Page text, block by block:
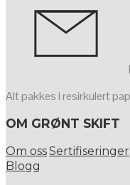
Alt pakkes i resirkulert
OM GRØNT SKIFT
Om ossSertifiseringer
Blogg